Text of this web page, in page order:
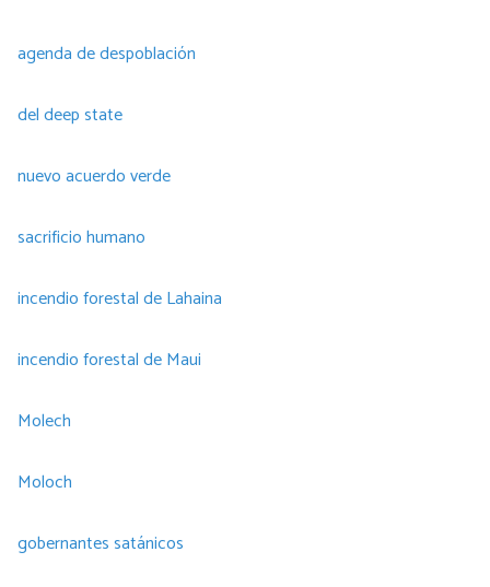
agenda de despoblación
del deep state
nuevo acuerdo verde
sacrificio humano
incendio forestal de Lahaina
incendio forestal de Maui
Molech
Moloch
gobernantes satánicos